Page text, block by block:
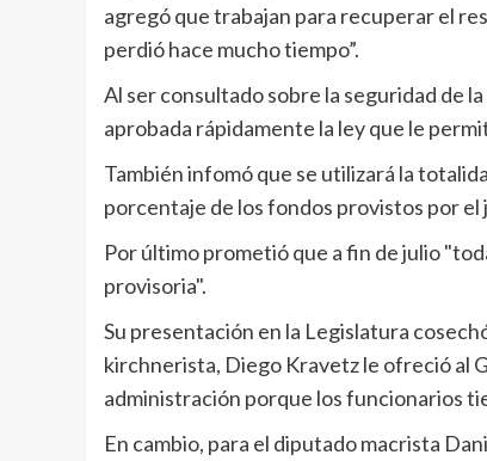
agregó que trabajan para recuperar el
perdió hace mucho tiempo”.
Al ser consultado sobre la seguridad de
aprobada rápidamente la ley que le
También infomó que se utilizará la
porcentaje de los fondos provistos por el
Por último prometió que a fin de julio
provisoria".
Su presentación en la Legislatura
kirchnerista, Diego Kravetz le ofreció al
administración porque los funcionarios
En cambio, para el diputado macrista